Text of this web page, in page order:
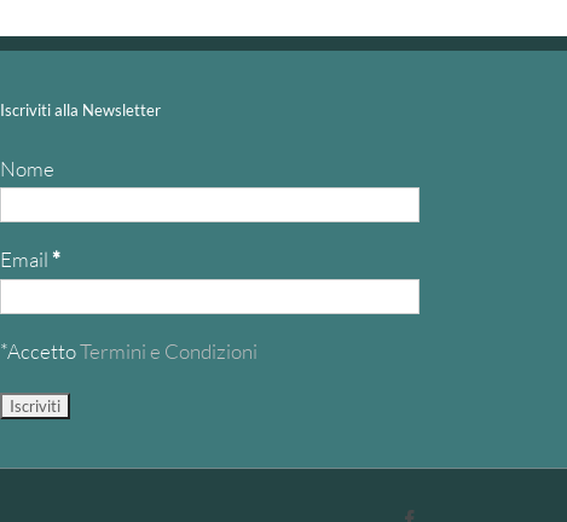
Iscriviti alla Newsletter
Nome
Email *
*AccettoTermini e Condizioni